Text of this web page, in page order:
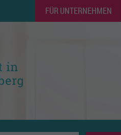
FÜR UNTERNEHMEN